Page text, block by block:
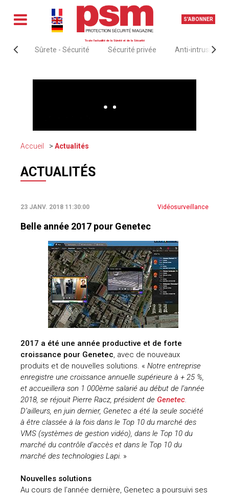
S'ABONNER
Toute l'actualité de la Sûreté et de la Sécurité
Sûrete - Sécurité Sécurité privée Anti-intrusion &
Accueil Actualités
ACTUALITÉS
23 JANV. 2018 11:30:00 Vidéosurveillance
Belle année 2017 pour Genetec
2017 a été une année productive et de forte
croissance pour Genetec, avec de nouveaux
produits et de nouvelles solutions. « Notre entreprise
enregistre une croissance annuelle supérieure à + 25 %,
et accueillera son 1 000ème salarié au début de l’année
2018, se réjouit Pierre Racz, président de Genetec.
D’ailleurs, en juin dernier, Genetec a été la seule société
à être classée à la fois dans le Top 10 du marché des
VMS (systèmes de gestion vidéo), dans le Top 10 du
marché du contrôle d’accès et dans le Top 10 du
marché des technologies Lapi. »
Nouvelles solutions
Au cours de l’année dernière, Genetec a poursuivi ses